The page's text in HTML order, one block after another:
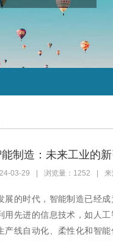
能制造：未来工业的
03-29 浏览量：1252 来
展的时代，智能制造已经
用先进的信息技术，如人工
产线自动化、柔性化和智